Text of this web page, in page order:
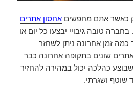
כאשר אתם מחפשיםאחסון אתרים
בחברה טובה גיבויי יבצעו כל יום או
כמה זמן אחרונה ניתן לשחזר
שונים בתקופה אחרונה כבר
שבוצע כהלכה יכול במהירה להחזיר
שוטף ושגרתי.